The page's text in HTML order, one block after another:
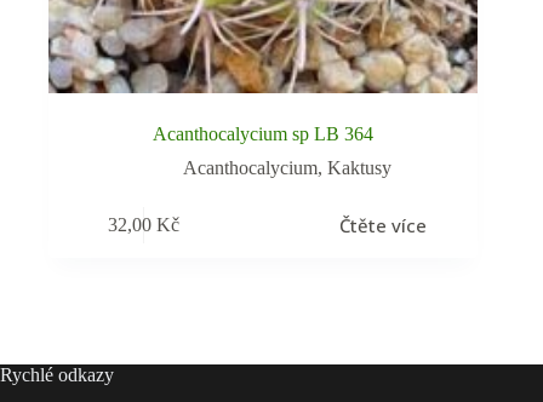
Acanthocalycium sp LB 364
Acanthocalycium,Kaktusy
32,00Kč Čtěte více
Rychlé odkazy